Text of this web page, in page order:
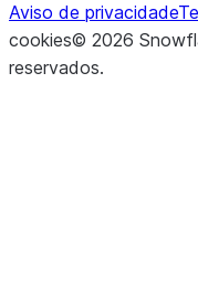
Aviso de privacidade
cookies© 2026
reservados.